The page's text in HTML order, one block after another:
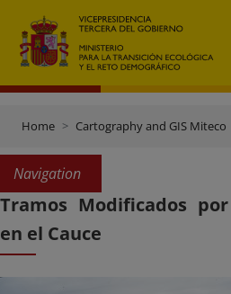
Home Cartography and GIS Miteco
Navigation
Tramos Modificados
en el Cauce